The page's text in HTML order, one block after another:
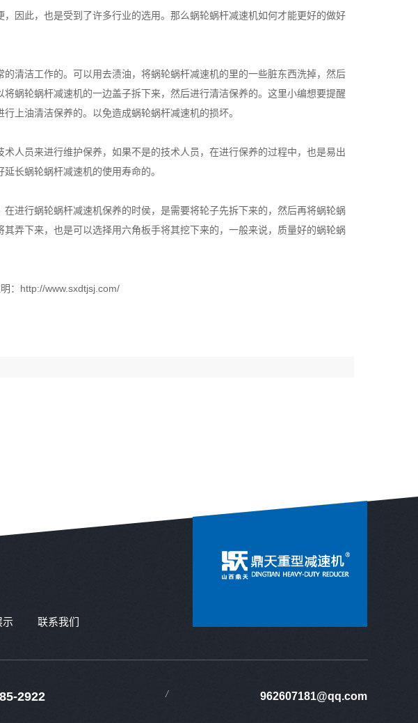
因此，也是受到了许多行业的选用。那么蜗轮蜗杆减速机如何才能更好的做好
清洁工作的。可以用去渍油，将蜗轮蜗杆减速机的里的一些脏东西洗掉，然后
蜗轮蜗杆减速机的一边盖子拆下来，然后进行清洁保养的。这里小编想要提醒
上油清洁保养的。以免造成蜗轮蜗杆减速机的损坏。
人员来进行维护保养，如果不是的技术人员，在进行保养的过程中，也是易出
长蜗轮蜗杆减速机的使用寿命的。
进行蜗轮蜗杆减速机保养的时侯，是需要将轮子先拆下来的，然后再将蜗轮蜗
弄下来，也是可以选择用六角板手将其挖下来的，一般来说，质量好的蜗轮蜗
：http://www.sxdtjsj.com/
示 联系我们
2922 962607181@qq.com